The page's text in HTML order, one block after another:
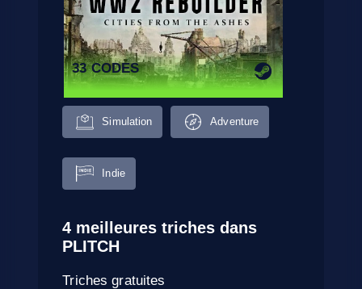
33 CODES
Simulation Adventure
Indie
4 meilleures triches dans
PLITCH
Triches gratuites